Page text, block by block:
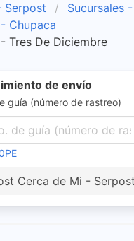
Serpost
Sucursales
Chupaca
Tres De Diciembre
de envío
guía (número de rastreo)
Cerca de Mi -